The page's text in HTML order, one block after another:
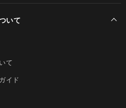
いて
て
イド